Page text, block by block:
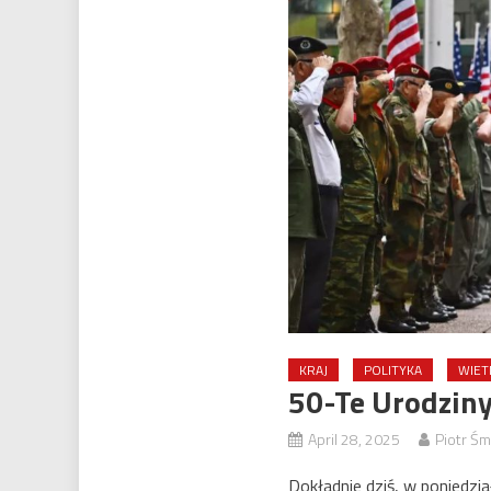
KRAJ POLITYKA
50-Te
April 28, 2025 Piotr
Dokładnie dziś, w